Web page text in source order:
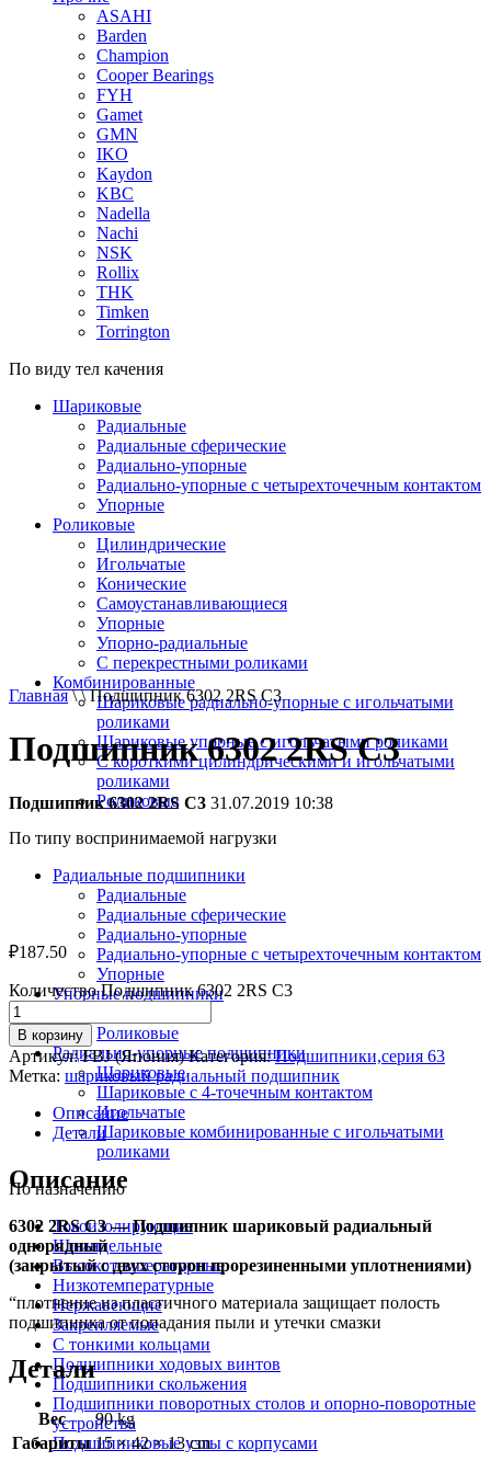
ASAHI
Barden
Champion
Cooper Bearings
FYH
Gamet
GMN
IKO
Kaydon
KBC
Nadella
Nachi
NSK
Rollix
THK
Timken
Torrington
По виду тел качения
Шариковые
Радиальные
Радиальные сферические
Радиально-упорные
Радиально-упорные с четырехточечным контактом
Упорные
Роликовые
Цилиндрические
Игольчатые
Конические
Самоустанавливающиеся
Упорные
Упорно-радиальные
C перекрестными роликами
Комбинированные
Шариковые радиально-упорные с игольчатыми
роликами
Шариковые упорные с игольчатыми роликами
С короткими цилиндрическими и игольчатыми
роликами
Роликовые
По типу воспринимаемой нагрузки
Радиальные подшипники
Радиальные
Радиальные сферические
Радиально-упорные
Радиально-упорные с четырехточечным контактом
Упорные
Упорные подшипники
Роликовые
Радиально-упорные подшипники
Шариковые
Шариковые с 4-точечным контактом
Игольчатые
Шариковые комбинированные с игольчатыми
роликами
По назначению
Токоизолирующие
Шпиндельные
Высокотемпературные
Низкотемпературные
Нержавеющие
Закрепляемые
С тонкими кольцами
Подшипники ходовых винтов
Подшипники скольжения
Подшипники поворотных столов и опорно-поворотные
устройства
Подшипниковые узлы с корпусами
Главная\ \ Подшипник 6302 2RS C3
Подшипник 6302 2RS C3
Подшипник 6302 2RS C3 31.07.2019 10:38
₽187.50
Количество Подшипник 6302 2RS C3
В корзину
Артикул:FBJ (Япония) Категория:Подшипники,серия 63
Метка: шариковый радиальный подшипник
Описание
Детали
Описание
6302 2RS C3 — Подшипник шариковый радиальный
однорядный
(закрытый с двух сторон прорезиненными уплотнениями)
“плотнение из пластичного материала защищает полость
подшипника от попадания пыли и утечки смазки
Детали
Вес
90 kg
Габариты 15 × 42 × 13 cm